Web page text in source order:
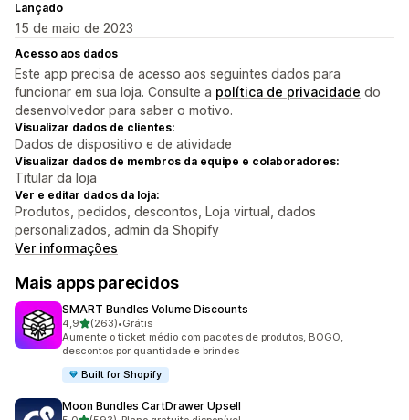
Lançado
15 de maio de 2023
Acesso aos dados
Este app precisa de acesso aos seguintes dados para
funcionar em sua loja. Consulte a política de privacidade do
desenvolvedor para saber o motivo.
Visualizar dados de clientes:
Dados de dispositivo e de atividade
Visualizar dados de membros da equipe e colaboradores:
Titular da loja
Ver e editar dados da loja:
Produtos, pedidos, descontos, Loja virtual, dados
personalizados, admin da Shopify
Ver informações
Mais apps parecidos
SMART Bundles Volume Discounts
4,9de 5 estrelas
(263)
263 avaliações ao todo
•Grátis
Aumente o ticket médio com pacotes de produtos, BOGO,
descontos por quantidade e brindes
Built for Shopify
Moon Bundles CartDrawer Upsell